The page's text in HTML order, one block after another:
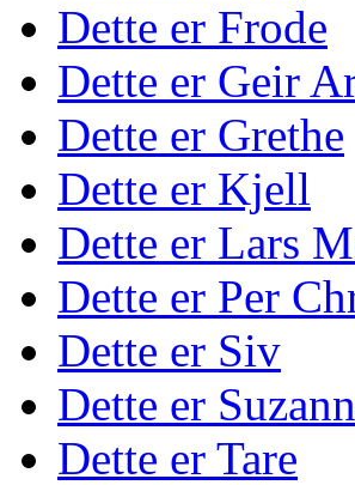
Dette er Frode
Dette er Geir
Dette er Grethe
Dette er Kjell
Dette er Lars
Dette er Per
Dette er Siv
Dette er
Dette er Tare